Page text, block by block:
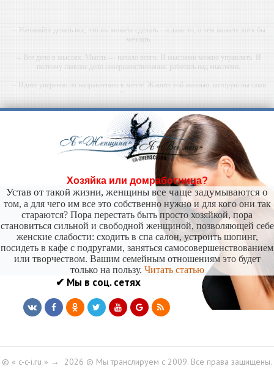
-- Начинайте делать все, что вы можете сделать – и даже то, о чем можете хотя бы
мечтать.
-- Все дело в мыслях. Мысль — начало всего. И мыслями можно управлять. И
поэтому главное дело совершенствования: работать над мыслями.
-- Идите уверенно по направлению к мечте. Живите той жизнью, которую вы сами
-- Самое большое богатство — это ум. Самая большая нищета — глупость. Из всех
страхов самый пугающий — самолюбование.
-- Лучшее, что можно сделать с хорошим советом, это пропустить его мимо ушей. Он
никогда не бывает полезен никому, кроме того, кто его дал.
-- Люблю давать советы и очень не люблю, когда их дают мне.
Хозяйка или домработница?
Устав от такой жизни, женщины все чаще задумываются о
том, а для чего им все это собственно нужно и для кого они так
стараются? Пора перестать быть просто хозяйкой, пора
становиться сильной и свободной женщиной, позволяющей себе
женские слабости: сходить в спа салон, устроить шопинг,
посидеть в кафе с подругами, заняться самосовершенствованием
или творчеством. Вашим семейным отношениям это будет
только на пользу. Читать статью
✔ Мы в соц. сетях
© « c-c-i.ru » → 2026 © Мы транслируем с 2009. Все права защищены.